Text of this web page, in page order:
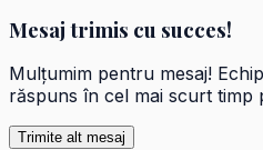
Mesaj trimis cu succes!
Mulțumim pentru mesaj!
răspuns în cel mai scurt timp
Trimite alt mesaj